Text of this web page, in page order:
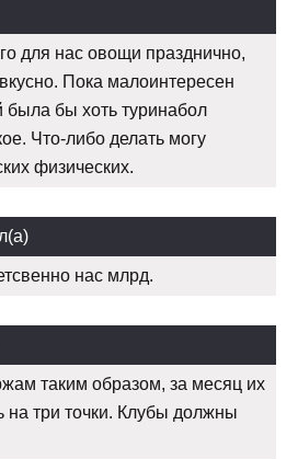
для нас овощи празднично,
Пока малоинтересен
была бы хоть туринабол
Что-либо делать могу
физических.
нас млрд.
таким образом, за месяц их
на три точки. Клубы должны